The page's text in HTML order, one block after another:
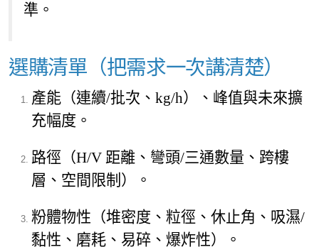
準。
選購清單（把需求一次講清楚）
產能（連續/批次、kg/h）、峰值與未來擴
充幅度。
路徑（H/V 距離、彎頭/三通數量、跨樓
層、空間限制）。
粉體物性（堆密度、粒徑、休止角、吸濕/
黏性、磨耗、易碎、爆炸性）。